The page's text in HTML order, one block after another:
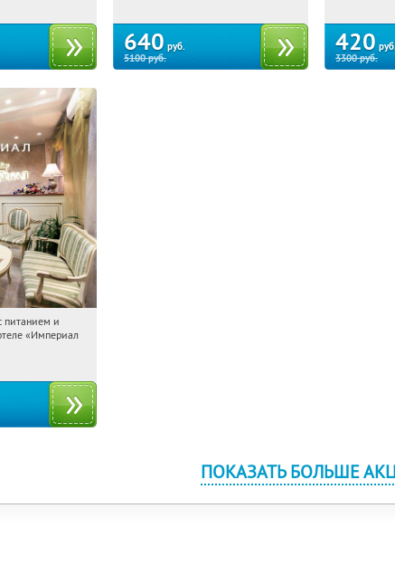
640 руб.
5100руб.
420
3300руб.
Купили:
Киевское
питанием и
«Империал
ПОКАЗАТЬ БОЛЬШЕ